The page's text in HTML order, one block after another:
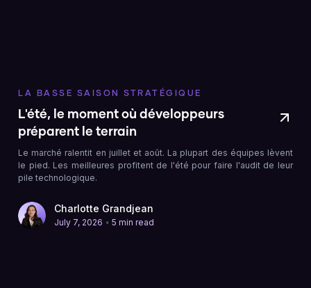
LA BASSE SAISON STRATÉGIQUE
L'été, le moment où développeurs
préparent le terrain
Le marché ralentit en juillet et août. La plupart des équipes lèvent
le pied. Les meilleures profitent de l'été pour faire l'audit de leur
pile technologique.
Charlotte Grandjean
July 7, 2026 • 5 min read